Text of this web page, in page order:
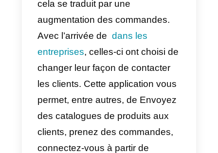
Comment utiliser
pour la livraison de
nourriture?